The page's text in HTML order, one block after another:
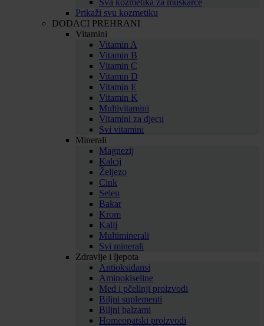
Sva kozmetika za muškarce
Prikaži svu kozmetiku
DODACI PREHRANI
Vitamini
Vitamin A
Vitamin B
Vitamin C
Vitamin D
Vitamin E
Vitamin K
Multivitamini
Vitamini za djecu
Svi vitamini
Minerali
Magnezij
Kalcij
Željezo
Cink
Selen
Bakar
Krom
Kalij
Multiminerali
Svi minerali
Zdravlje i ljepota
Antioksidansi
Aminokiseline
Med i pčelinji proizvodi
Biljni suplementi
Biljni balzami
Homeopatski proizvodi